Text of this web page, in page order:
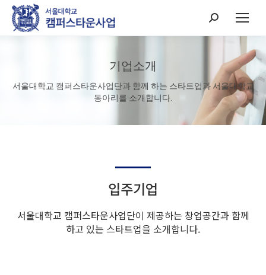
Search:
기업소개
서울대학교 캠퍼스타운사업단과 함께 하는 스타트업과 서울대학교
동아리를 소개합니다.
입주기업
서울대학교 캠퍼스타운사업단이 제공하는 창업공간과 함께
하고 있는 스타트업을 소개합니다.